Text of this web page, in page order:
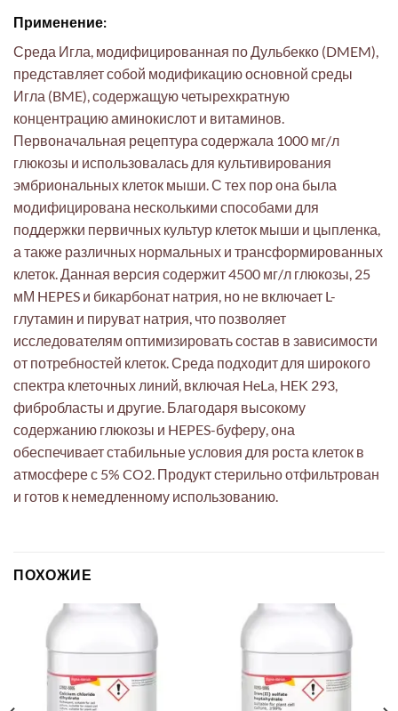
Применение:
Среда Игла, модифицированная по Дульбекко (DMEM),
представляет собой модификацию основной среды
Игла (BME), содержащую четырехкратную
концентрацию аминокислот и витаминов.
Первоначальная рецептура содержала 1000 мг/л
глюкозы и использовалась для культивирования
эмбриональных клеток мыши. С тех пор она была
модифицирована несколькими способами для
поддержки первичных культур клеток мыши и цыпленка,
а также различных нормальных и трансформированных
клеток. Данная версия содержит 4500 мг/л глюкозы, 25
мМ HEPES и бикарбонат натрия, но не включает L-
глутамин и пируват натрия, что позволяет
исследователям оптимизировать состав в зависимости
от потребностей клеток. Среда подходит для широкого
спектра клеточных линий, включая HeLa, HEK 293,
фибробласты и другие. Благодаря высокому
содержанию глюкозы и HEPES-буферу, она
обеспечивает стабильные условия для роста клеток в
атмосфере с 5% CO2. Продукт стерильно отфильтрован
и готов к немедленному использованию.
ПОХОЖИЕ